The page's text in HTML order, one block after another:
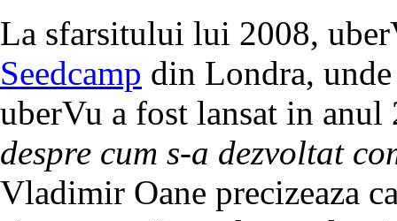
La sfarsitului lui 2008,
Seedcamp din Londra,
uberVu a fost lansat in anul
despre cum s-a dezvoltat
Vladimir Oane precizeaza